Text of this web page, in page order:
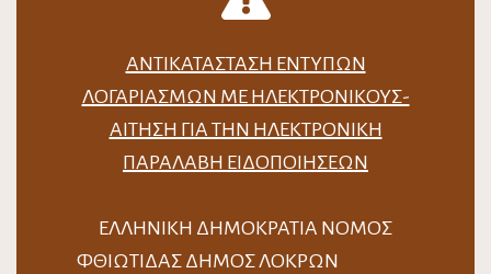
ΑΝΤΙΚΑΤΆΣΤΑΣΗ ΈΝΤΥΠΩΝ
ΛΟΓΑΡΙΑΣΜΏΝ ΜΕ ΗΛΕΚΤΡΟΝΙΚΟΎΣ-
ΑΊΤΗΣΗ ΓΙΑ ΤΗΝ ΗΛΕΚΤΡΟΝΙΚΉ
ΠΑΡΑΛΑΒΉ ΕΙΔΟΠΟΙΉΣΕΩΝ
ΕΛΛΗΝΙΚΗ ΔΗΜΟΚΡΑΤΙΑ ΝΟΜΟΣ
ΦΘΙΩΤΙΔΑΣ ΔΗΜΟΣ ΛΟΚΡΩΝ